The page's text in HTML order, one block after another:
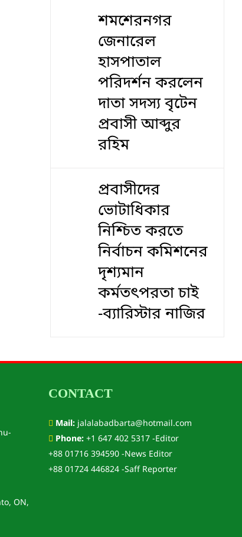
শমশেরনগর
জেনারেল
হাসপাতাল
পরিদর্শন করলেন
দাতা সদস্য বৃটেন
প্রবাসী আব্দুর
রহিম
প্রবাসীদের
ভোটাধিকার
নিশ্চিত করতে
নির্বাচন কমিশনের
দৃশ‍্যমান
কর্মতৎপরতা চাই
-ব্যারিস্টার নাজির
ON,
CONTACT
Mail:jalalabadbarta@hotmail.com
Phone:+1 647 402 5317 -Editor
+88 01716 394590 -News Editor
+88 01724 446824 -Saff Reporter